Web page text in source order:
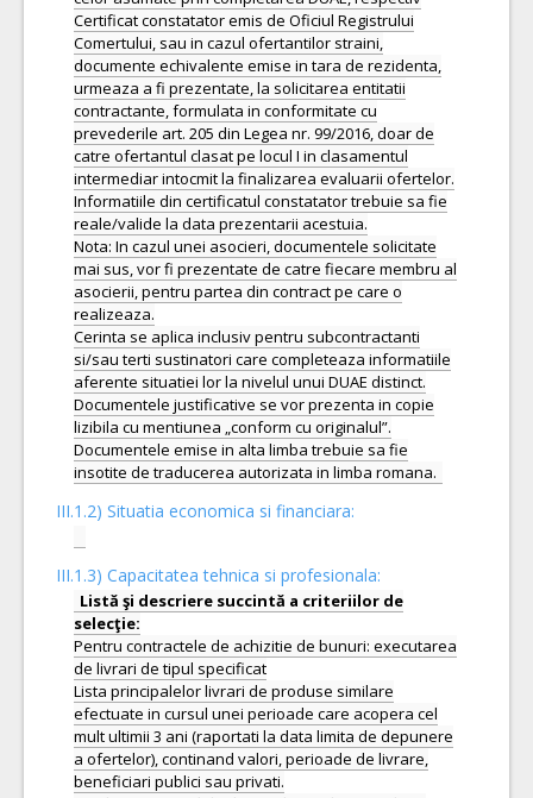
Certificat constatator emis de Oficiul Registrului
Comertului, sau in cazul ofertantilor straini,
documente echivalente emise in tara de rezidenta,
urmeaza a fi prezentate, la solicitarea entitatii
contractante, formulata in conformitate cu
prevederile art. 205 din Legea nr. 99/2016, doar de
catre ofertantul clasat pe locul I in clasamentul
intermediar intocmit la finalizarea evaluarii ofertelor.
Informatiile din certificatul constatator trebuie sa fie
reale/valide la data prezentarii acestuia.
Nota: In cazul unei asocieri, documentele solicitate
mai sus, vor fi prezentate de catre fiecare membru al
asocierii, pentru partea din contract pe care o
realizeaza.
Cerinta se aplica inclusiv pentru subcontractanti
si/sau terti sustinatori care completeaza informatiile
aferente situatiei lor la nivelul unui DUAE distinct.
Documentele justificative se vor prezenta in copie
lizibila cu mentiunea „conform cu originalul”.
Documentele emise in alta limba trebuie sa fie
III.1.2) Situatia economica si financiara:
III.1.3) Capacitatea tehnica si profesionala:
Listă şi descriere succintă a criteriilor de
Pentru contractele de achizitie de bunuri: executarea
de livrari de tipul specificat
Lista principalelor livrari de produse similare
efectuate in cursul unei perioade care acopera cel
mult ultimii 3 ani (raportati la data limita de depunere
a ofertelor), continand valori, perioade de livrare,
beneficiari publici sau privati.